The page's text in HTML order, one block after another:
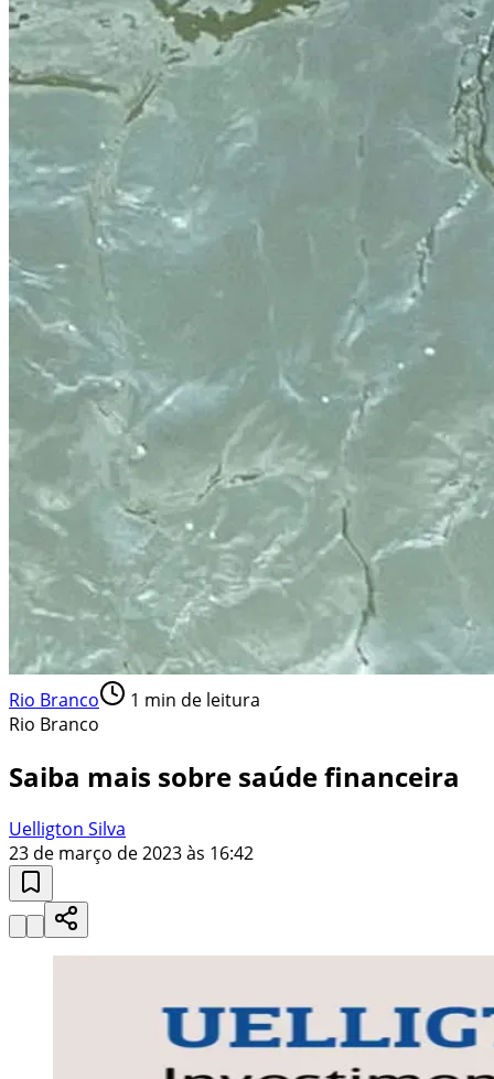
Rio Branco 1 min de leitura
Rio Branco
Saiba mais sobre saúde financeira
Uelligton Silva
23 de março de 2023 às 16:42